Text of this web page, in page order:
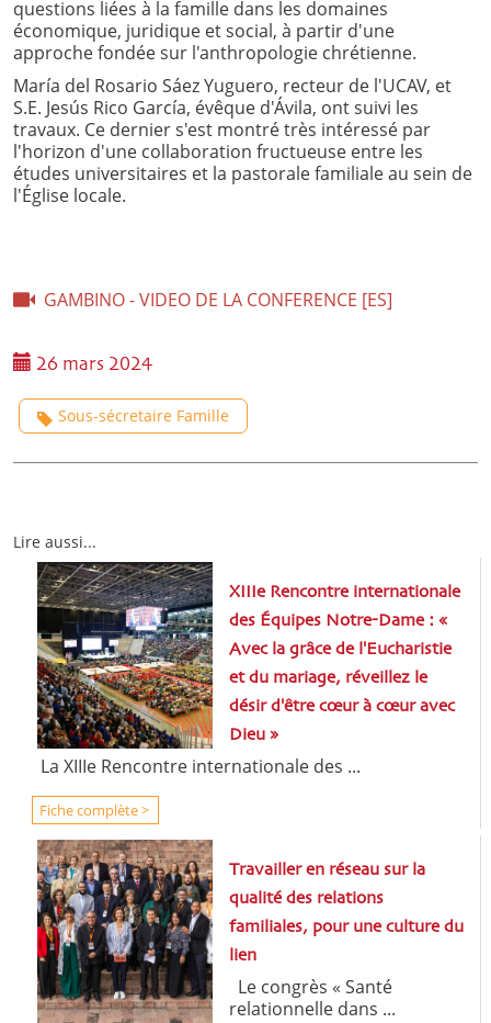
questions liées à la famille dans les domaines
économique, juridique et social, à partir d'une
approche fondée sur l'anthropologie chrétienne.
María del Rosario Sáez Yuguero, recteur de l'UCAV, et
S.E. Jesús Rico García, évêque d'Ávila, ont suivi les
travaux. Ce dernier s'est montré très intéressé par
l'horizon d'une collaboration fructueuse entre les
études universitaires et la pastorale familiale au sein de
l'Église locale.
GAMBINO - VIDEO DE LA CONFERENCE [ES]
26 mars 2024
Sous-sécretaire Famille
Lire aussi...
XIIIe Rencontre internationale
des Équipes Notre-Dame : «
Avec la grâce de l'Eucharistie
et du mariage, réveillez le
désir d'être cœur à cœur avec
Dieu »
La XIIIe Rencontre internationale des ...
Fiche complète >
Travailler en réseau sur la
qualité des relations
familiales, pour une culture du
lien
Le congrès « Santé
relationnelle dans ...